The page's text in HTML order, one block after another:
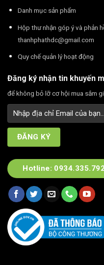
Danh mục sản phẩm
Hộp thư nhận góp ý và phản
thanhphathdc@gmail.com
Quy chế quản lý hoạt động
Đăng ký nhận tin khuyến
để không bỏ lỡ cơ hội mua sắm
Hotline: